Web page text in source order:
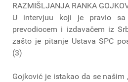
RAZMIŠLJANJA RANKA
U intervjuu koji je pravio sa
prevodiocem i izdavačem iz
zašto je pitanje Ustava SPC
(3)
Gojković je istakao da se našim